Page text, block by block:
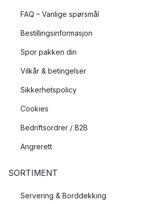
FAQ – Vanlige spørsmål
Bestillingsinformasjon
Spor pakken din
Vilkår & betingelser
Sikkerhetspolicy
Cookies
Bedriftsordrer / B2B
Angrerett
SORTIMENT
Servering & Borddekking